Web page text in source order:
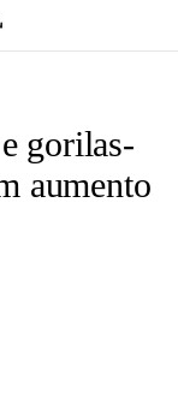
gorilas-
aumento